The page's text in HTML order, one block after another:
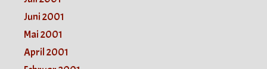
Juni 2001
Mai 2001
April 2001